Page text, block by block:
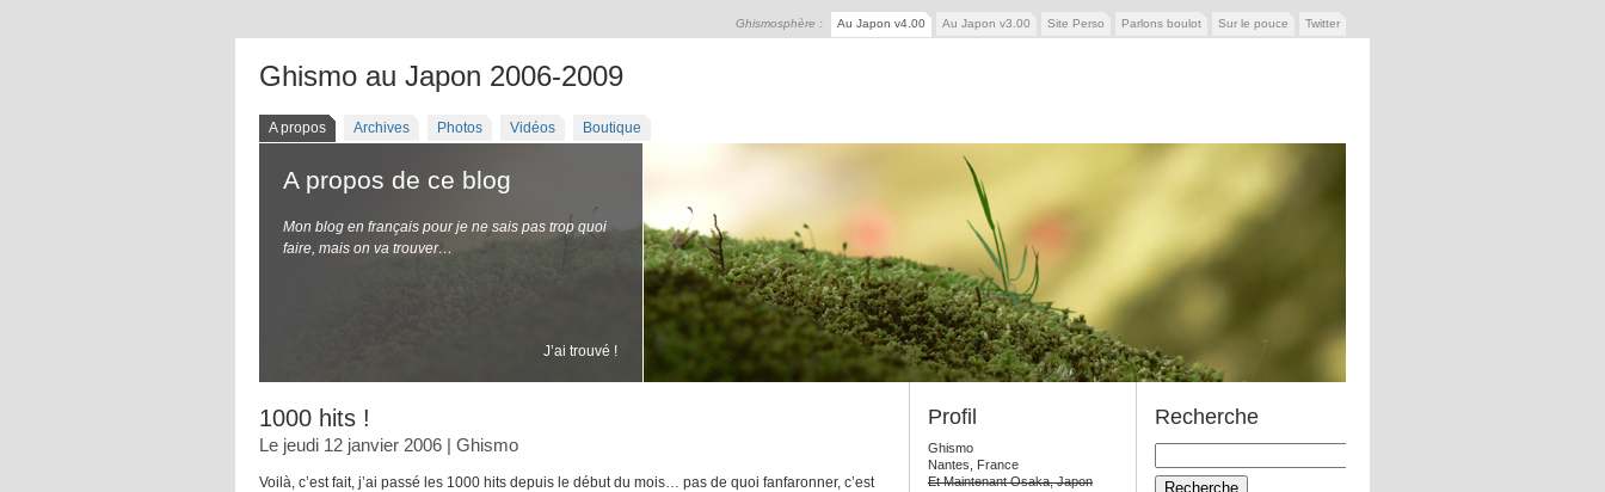
Ghismosphère : Au Japon v4.00 Au Japon v3.00 Site Perso Parlons boulot Sur le pouce Twitter
Ghismo au Japon 2006-2009
A propos Archives Photos Vidéos Boutique
A propos de ce blog
Mon blog en français pour je ne sais pas trop quoi
faire, mais on va trouver…
J’ai trouvé !
1000 hits !
Le jeudi 12 janvier 2006 | Ghismo
Voilà, c’est fait, j’ai passé les 1000 hits depuis le début du mois… pas de quoi fanfaronner, c’est
Profil
Ghismo
Nantes, France
Et Maintenant Osaka, Japon
Recherche
Recherche
pour: